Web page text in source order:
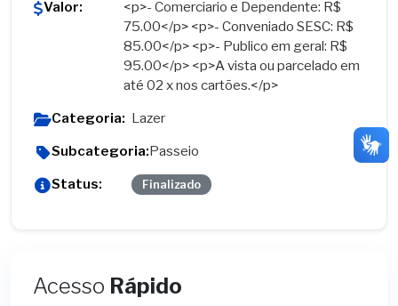
Valor:
<p>- Comerciario e Dependente: R$
75.00</p> <p>- Conveniado SESC: R$
85.00</p> <p>- Publico em geral: R$
95.00</p> <p>A vista ou parcelado em
até 02 x nos cartões.</p>
Categoria: Lazer
Subcategoria:Passeio
Status:
Finalizado
Acesso Rápido